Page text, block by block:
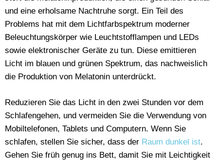
und eine erholsame Nachtruhe sorgt. Ein Teil des
Problems hat mit dem Lichtfarbspektrum moderner
Beleuchtungskörper wie Leuchtstofflampen und LEDs
sowie elektronischer Geräte zu tun. Diese emittieren
Licht im blauen und grünen Spektrum, das nachweislich
die Produktion von Melatonin unterdrückt.
Reduzieren Sie das Licht in den zwei Stunden vor dem
Schlafengehen, und vermeiden Sie die Verwendung von
Mobiltelefonen, Tablets und Computern. Wenn Sie
schlafen, stellen Sie sicher, dass der Raum dunkel ist.
Gehen Sie früh genug ins Bett, damit Sie mit Leichtigkeit